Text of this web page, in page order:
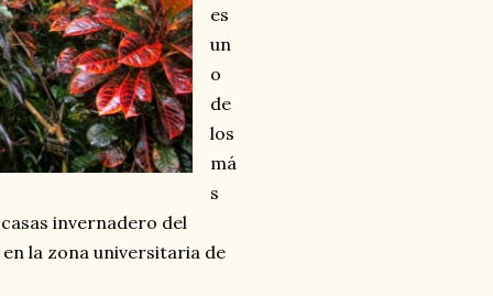
es
un
o
de
los
má
s
invernadero del
en la zona universitaria de